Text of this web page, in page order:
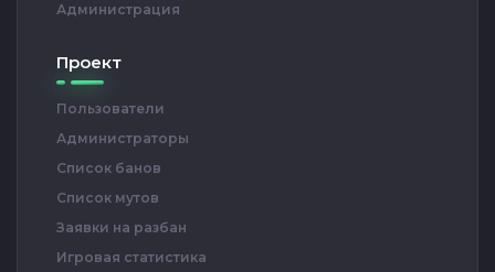
Администрация
Проект
Пользователи
Администраторы
Список банов
Список мутов
Заявки на разбан
Игровая статистика